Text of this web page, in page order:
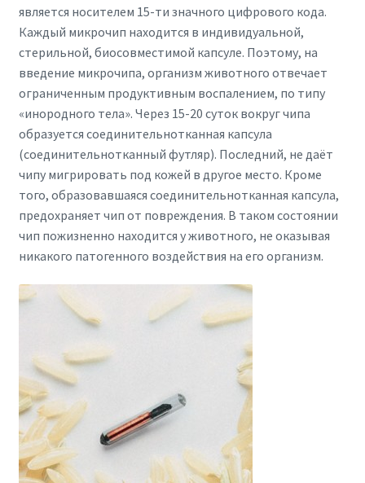
является носителем 15-ти значного цифрового кода.
Каждый микрочип находится в индивидуальной,
стерильной, биосовместимой капсуле. Поэтому, на
введение микрочипа, организм животного отвечает
ограниченным продуктивным воспалением, по типу
«инородного тела». Через 15-20 суток вокруг чипа
образуется соединительнотканная капсула
(соединительнотканный футляр). Последний, не даёт
чипу мигрировать под кожей в другое место. Кроме
того, образовавшаяся соединительнотканная капсула,
предохраняет чип от повреждения. В таком состоянии
чип пожизненно находится у животного, не оказывая
никакого патогенного воздействия на его организм.